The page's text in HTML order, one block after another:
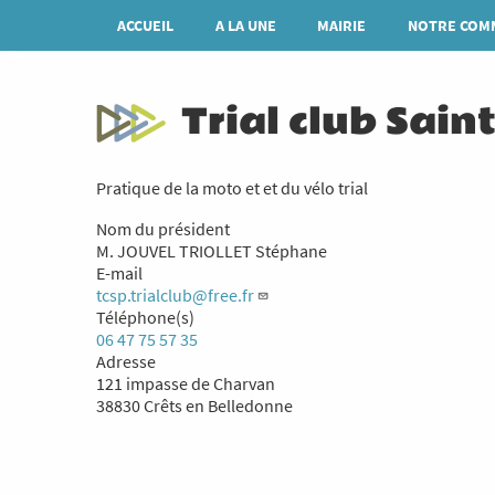
contenu
Navigation
principale
ACCUEIL A LA UNE MAIRIE NOTRE
Trial club
Pratique de la moto et et du vélo trial
Nom du président
M. JOUVEL TRIOLLET Stéphane
E-mail
tcsp.trialclub@free.fr
Téléphone(s)
06 47 75 57 35
Adresse
121 impasse de Charvan
38830 Crêts en Belledonne